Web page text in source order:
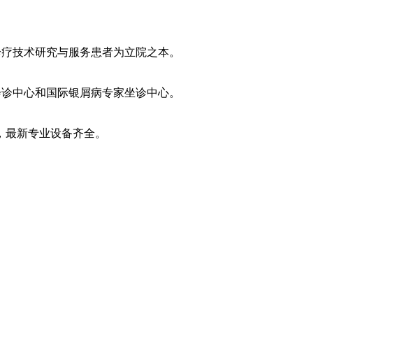
技术研究与服务患者为立院之本。
中心和国际银屑病专家坐诊中心。
新专业设备齐全。